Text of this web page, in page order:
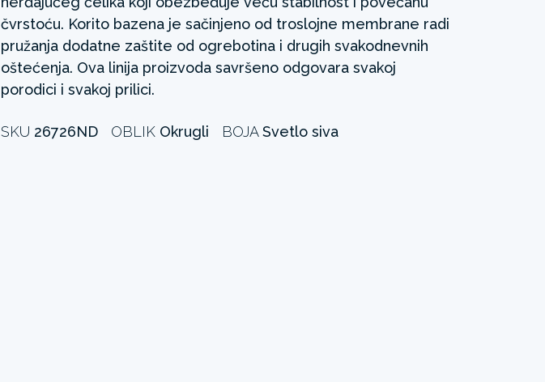
čvrstoću. Korito bazena je sačinjeno od troslojne membrane radi
pružanja dodatne zaštite od ogrebotina i drugih svakodnevnih
oštećenja. Ova linija proizvoda savršeno odgovara svakoj
porodici i svakoj prilici.
SKU 26726ND OBLIK Okrugli BOJASvetlo siva